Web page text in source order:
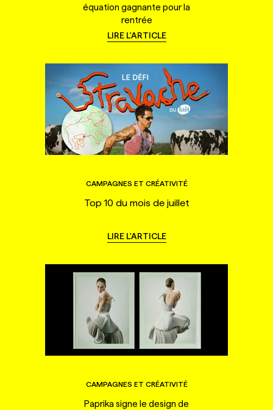
équation gagnante pour la
rentrée
LIRE L'ARTICLE
CAMPAGNES ET CRÉATIVITÉ
Top 10 du mois de juillet
LIRE L'ARTICLE
CAMPAGNES ET CRÉATIVITÉ
Paprika signe le design de